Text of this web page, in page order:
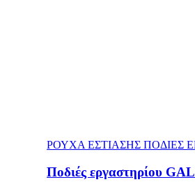
ΡΟΥΧΑ ΕΣΤΙΑΣΗΣ ΠΟΔΙΕΣ
Ποδιές εργαστηρίου